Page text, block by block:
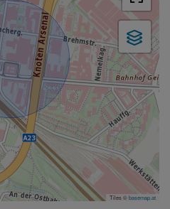
Tiles ©basemap.at